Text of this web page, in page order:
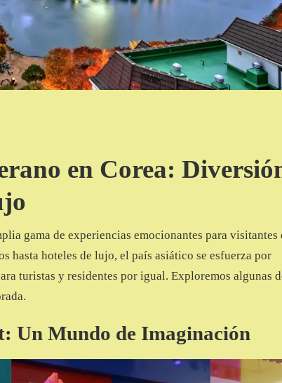
en Corea:
gama de experiencias emocionantes para visitantes
hasta hoteles de lujo, el país asiático se esfuerza por
turistas y residentes por igual. Exploremos algunas
Un Mundo de Imaginación